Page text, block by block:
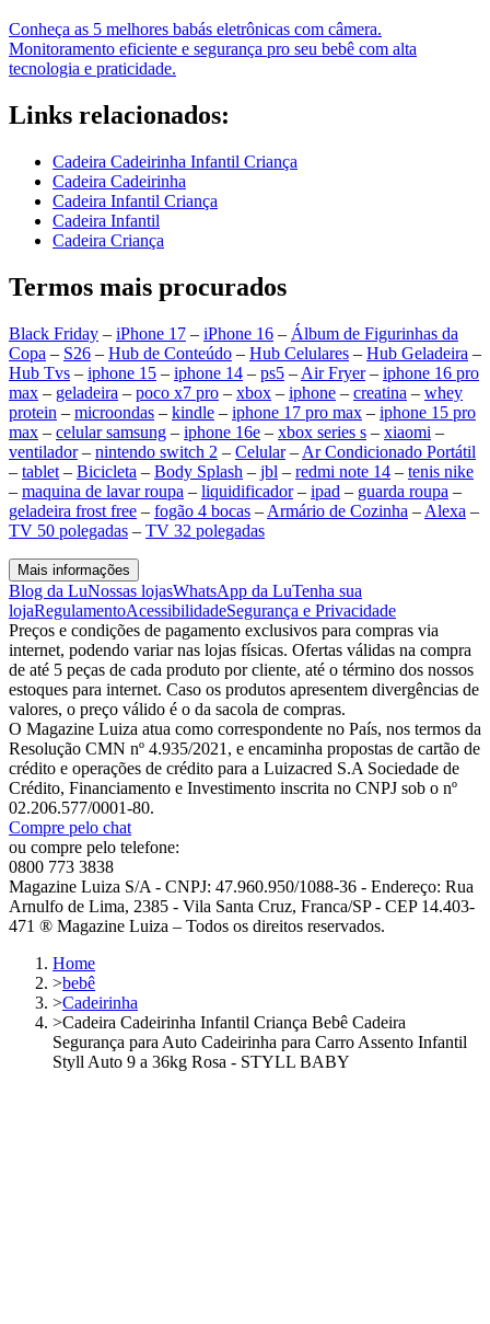
Conheça as 5 melhores babás eletrônicas com câmera.
Monitoramento eficiente e segurança pro seu bebê com alta
tecnologia e praticidade.
Links relacionados:
Cadeira Cadeirinha Infantil Criança
Cadeira Cadeirinha
Cadeira Infantil Criança
Cadeira Infantil
Cadeira Criança
Termos mais procurados
Black Friday – iPhone 17 – iPhone 16 – Álbum de Figurinhas da
Copa – S26 – Hub de Conteúdo – Hub Celulares – Hub Geladeira –
Hub Tvs – iphone 15 – iphone 14 – ps5 – Air Fryer– iphone 16 pro
max – geladeira – poco x7 pro – xbox – iphone – creatina – whey
protein – microondas – kindle – iphone 17 pro max – iphone 15 pro
max – celular samsung – iphone 16e – xbox series s – xiaomi –
ventilador– nintendo switch 2 – Celular– Ar Condicionado Portátil
– tablet – Bicicleta – Body Splash – jbl – redmi note 14 – tenis nike
– maquina de lavar roupa – liquidificador– ipad – guarda roupa –
geladeira frost free – fogão 4 bocas – Armário de Cozinha – Alexa –
TV 50 polegadas – TV 32 polegadas
Mais informações
Blog da LuNossas lojasWhatsApp da LuTenha sua
lojaRegulamentoAcessibilidadeSegurança e Privacidade
Preços e condições de pagamento exclusivos para compras via
internet, podendo variar nas lojas físicas. Ofertas válidas na compra
de até 5 peças de cada produto por cliente, até o término dos nossos
estoques para internet. Caso os produtos apresentem divergências de
valores, o preço válido é o da sacola de compras.
O Magazine Luiza atua como correspondente no País, nos termos da
Resolução CMN nº 4.935/2021, e encaminha propostas de cartão de
crédito e operações de crédito para a Luizacred S.A Sociedade de
Crédito, Financiamento e Investimento inscrita no CNPJ sob o nº
02.206.577/0001-80.
Compre pelo chat
ou compre pelo telefone:
0800 773 3838
Magazine Luiza S/A - CNPJ: 47.960.950/1088-36 - Endereço: Rua
Arnulfo de Lima, 2385 - Vila Santa Cruz, Franca/SP - CEP 14.403-
471 ® Magazine Luiza – Todos os direitos reservados.
Home
>bebê
>Cadeirinha
>Cadeira Cadeirinha Infantil Criança Bebê Cadeira
Segurança para Auto Cadeirinha para Carro Assento Infantil
Styll Auto 9 a 36kg Rosa - STYLL BABY